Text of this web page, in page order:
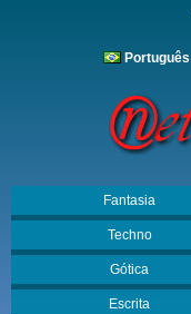
Português
Fantasia
Techno
Gótica
Escrita